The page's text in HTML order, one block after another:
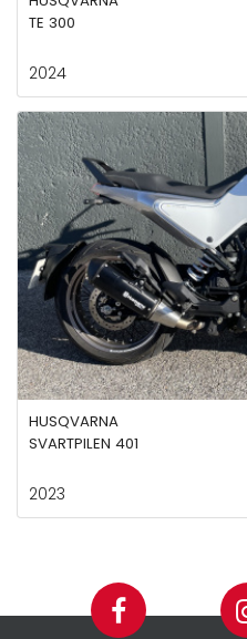
TE 300
2024
HUSQVARNA
SVARTPILEN 401
2023